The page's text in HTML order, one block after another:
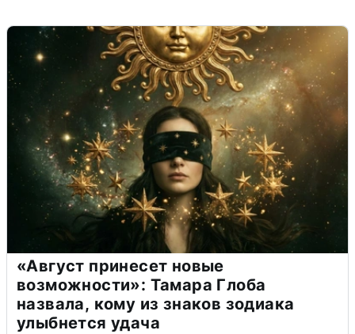
«Август принесет новые
возможности»: Тамара Глоба
назвала, кому из знаков зодиака
улыбнется удача